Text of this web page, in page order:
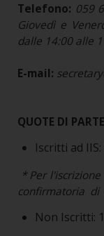
Telefono: 059
Giovedì e
dalle 14:00 alle
E-mail:
QUOTE DI
Iscritti ad
* Per
confirmatoria di
Non Iscritti: